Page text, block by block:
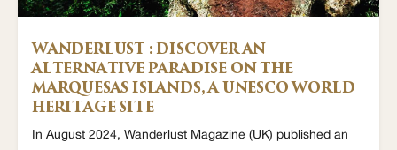
WANDERLUST : DISCOVER AN
ALTERNATIVE PARADISE ON THE
MARQUESAS ISLANDS, A UNESCO WORLD
HERITAGE SITE
In August 2024, Wanderlust Magazine (UK) published an